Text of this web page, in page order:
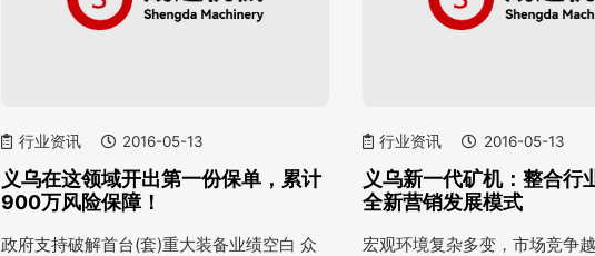
行业资讯 2016-05-13
义乌在这领域开出第一份保单，累计
900万风险保障！
政府支持破解首台(套)重大装备业绩空白 众
行业资讯 2016-05-13
义乌新一代矿机：整合行
全新营销发展模式
宏观环境复杂多变，市场竞争